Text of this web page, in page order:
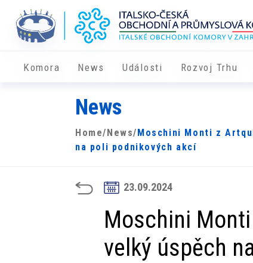
Komora News Události Rozvoj Trhu
News
Home/ News/ Moschini Monti z
na poli podnikových akcí
23.09.2024
Moschini
velký úspěch